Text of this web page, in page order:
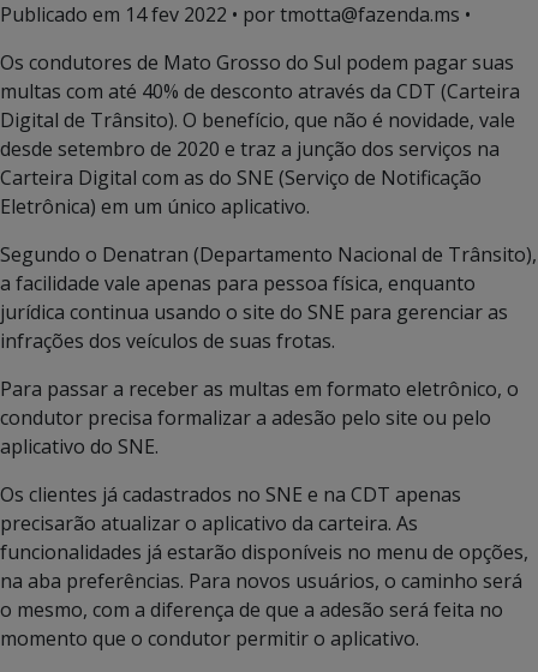
Publicado em 14 fev 2022 • por tmotta@fazenda.ms •
Os condutores de Mato Grosso do Sul podem pagar suas
multas com até 40% de desconto através da CDT (Carteira
Digital de Trânsito). O benefício, que não é novidade, vale
desde setembro de 2020 e traz a junção dos serviços na
Carteira Digital com as do SNE (Serviço de Notificação
Eletrônica) em um único aplicativo.
Segundo o Denatran (Departamento Nacional de Trânsito),
a facilidade vale apenas para pessoa física, enquanto
jurídica continua usando o site do SNE para gerenciar as
infrações dos veículos de suas frotas.
Para passar a receber as multas em formato eletrônico, o
condutor precisa formalizar a adesão pelo site ou pelo
aplicativo do SNE.
Os clientes já cadastrados no SNE e na CDT apenas
precisarão atualizar o aplicativo da carteira. As
funcionalidades já estarão disponíveis no menu de opções,
na aba preferências. Para novos usuários, o caminho será
o mesmo, com a diferença de que a adesão será feita no
momento que o condutor permitir o aplicativo.